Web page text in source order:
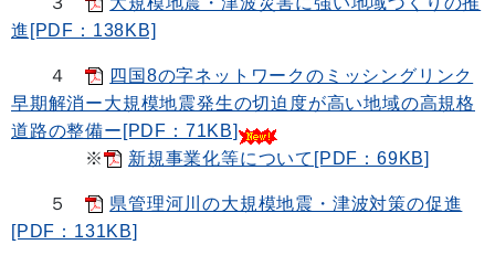
進[PDF：138KB]
４
四国8の字ネットワークのミッシングリンク
早期解消ー大規模地震発生の切迫度が高い地域の高規格
道路の整備ー[PDF：71KB]
※
新規事業化等について[PDF：69KB]
５
県管理河川の大規模地震・津波対策の促進
[PDF：131KB]